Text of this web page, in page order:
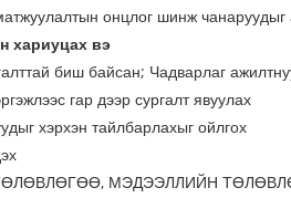
онцлог шинж чанаруудыг
хариуцах вэ
биш байсан; Чадварлаг
гар дээр сургалт явуулах
хэрхэн тайлбарлахыг ойлгох
МЭДЭЭЛЛИЙН